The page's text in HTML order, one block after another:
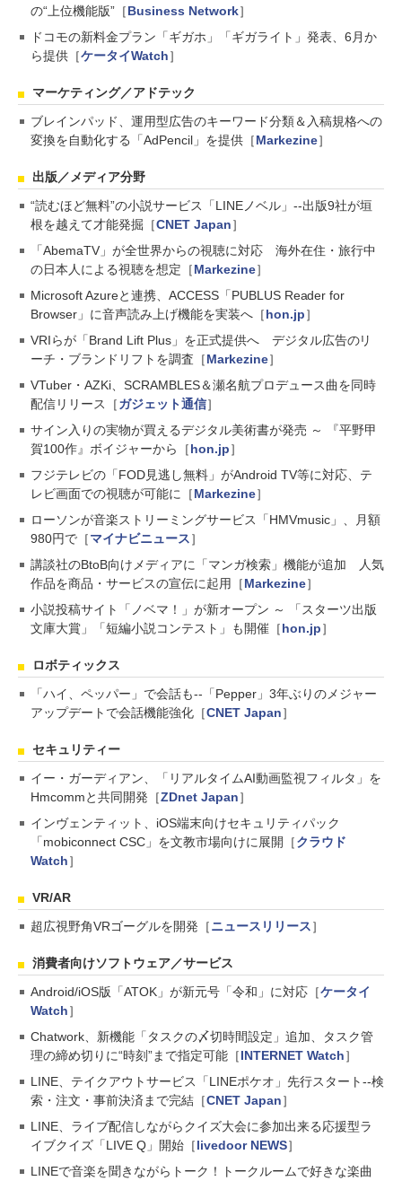
の“上位機能版”［Business Network］
ドコモの新料金プラン「ギガホ」「ギガライト」発表、6月か
ら提供［ケータイWatch］
マーケティング／アドテック
ブレインパッド、運用型広告のキーワード分類＆入稿規格への
変換を自動化する「AdPencil」を提供［Markezine］
出版／メディア分野
“読むほど無料”の小説サービス「LINEノベル」--出版9社が垣
根を越えて才能発掘［CNET Japan］
「AbemaTV」が全世界からの視聴に対応 海外在住・旅行中
の日本人による視聴を想定［Markezine］
Microsoft Azureと連携、ACCESS「PUBLUS Reader for
Browser」に音声読み上げ機能を実装へ［hon.jp］
VRIらが「Brand Lift Plus」を正式提供へ デジタル広告のリ
ーチ・ブランドリフトを調査［Markezine］
VTuber・AZKi、SCRAMBLES＆瀬名航プロデュース曲を同時
配信リリース［ガジェット通信］
サイン入りの実物が買えるデジタル美術書が発売 ～ 『平野甲
賀100作』ボイジャーから［hon.jp］
フジテレビの「FOD見逃し無料」がAndroid TV等に対応、テ
レビ画面での視聴が可能に［Markezine］
ローソンが音楽ストリーミングサービス「HMVmusic」、月額
980円で［マイナビニュース］
講談社のBtoB向けメディアに「マンガ検索」機能が追加 人気
作品を商品・サービスの宣伝に起用［Markezine］
小説投稿サイト「ノベマ！」が新オープン ～ 「スターツ出版
文庫大賞」「短編小説コンテスト」も開催［hon.jp］
ロボティックス
「ハイ、ペッパー」で会話も--「Pepper」3年ぶりのメジャー
アップデートで会話機能強化［CNET Japan］
セキュリティー
イー・ガーディアン、「リアルタイムAI動画監視フィルタ」を
Hmcommと共同開発［ZDnet Japan］
インヴェンティット、iOS端末向けセキュリティパック
「mobiconnect CSC」を文教市場向けに展開［クラウド
Watch］
VR/AR
超広視野角VRゴーグルを開発［ニュースリリース］
消費者向けソフトウェア／サービス
Android/iOS版「ATOK」が新元号「令和」に対応［ケータイ
Watch］
Chatwork、新機能「タスクの〆切時間設定」追加、タスク管
理の締め切りに“時刻”まで指定可能［INTERNET Watch］
LINE、テイクアウトサービス「LINEポケオ」先行スタート--検
索・注文・事前決済まで完結［CNET Japan］
LINE、ライブ配信しながらクイズ大会に参加出来る応援型ラ
イブクイズ「LIVE Q」開始［livedoor NEWS］
LINEで音楽を聞きながらトーク！トークルームで好きな楽曲